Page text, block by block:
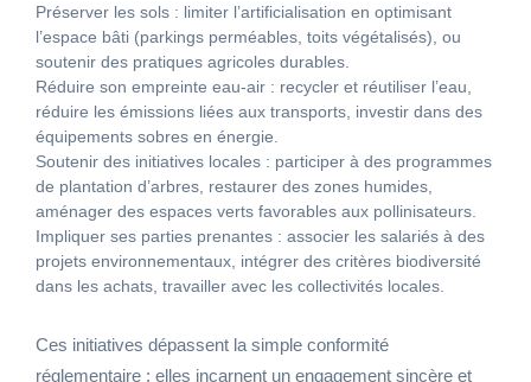
Préserver les sols : limiter l’artificialisation en optimisant
l’espace bâti (parkings perméables, toits végétalisés), ou
soutenir des pratiques agricoles durables.
Réduire son empreinte eau-air : recycler et réutiliser l’eau,
réduire les émissions liées aux transports, investir dans des
équipements sobres en énergie.
Soutenir des initiatives locales : participer à des programmes
de plantation d’arbres, restaurer des zones humides,
aménager des espaces verts favorables aux pollinisateurs.
Impliquer ses parties prenantes : associer les salariés à des
projets environnementaux, intégrer des critères biodiversité
dans les achats, travailler avec les collectivités locales.
Ces initiatives dépassent la simple conformité
réglementaire : elles incarnent un engagement sincère et